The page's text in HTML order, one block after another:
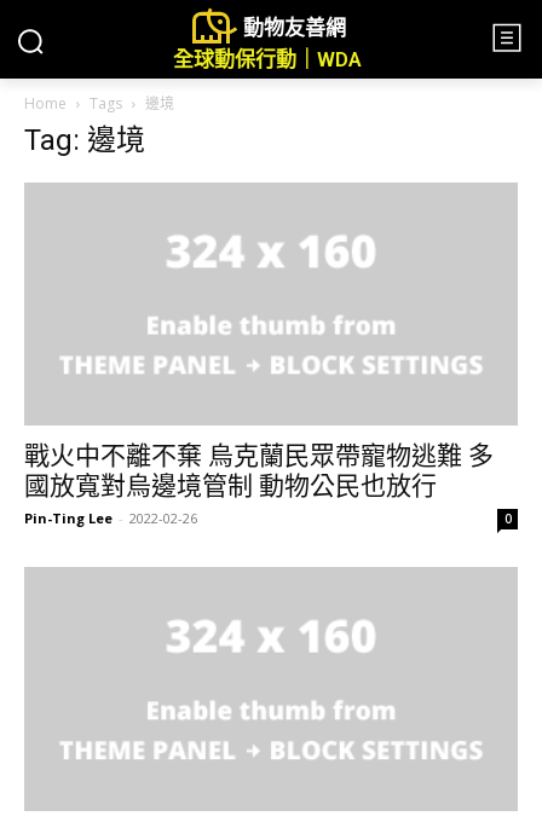
動物友善網
全球動保行動｜WDA
Home Tags 邊境
Tag: 邊境
戰火中不離不棄 烏克蘭民眾帶寵物逃難 多
國放寬對烏邊境管制 動物公民也放行
Pin-Ting Lee - 2022-02-26 0